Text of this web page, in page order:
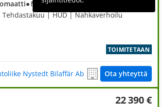
TOIMITETAAN
● Neliveto
| HUD | Nahkaverhoilu
Nystedt Bilaffär Ab Ota yhteyttä
22 390 €